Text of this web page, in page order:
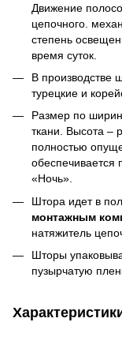
Движение
цепочного.
степень
время суток.
В производстве
турецкие и
Размер по
ткани. Высота –
полностью
обеспечивается
«Ночь».
Штора идет в
монтажным
натяжитель
Шторы
пузырчатую